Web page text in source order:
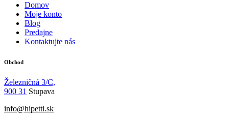
Domov
Moje konto
Blog
Predajne
Kontaktujte nás
Obchod
Železničná 3/C,
900 31 Stupava
info@hipetti.sk